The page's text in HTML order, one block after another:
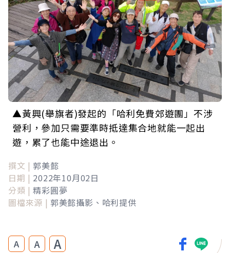
▲黃興(舉旗者)發起的「哈利免費郊遊團」不涉
營利，參加只需要準時抵達集合地就能一起出
遊，累了也能中途退出。
撰文 | 郭美懿
日期 | 2022年10月02日
分類 | 精彩圓夢
圖檔來源 | 郭美懿攝影、哈利提供
A A A